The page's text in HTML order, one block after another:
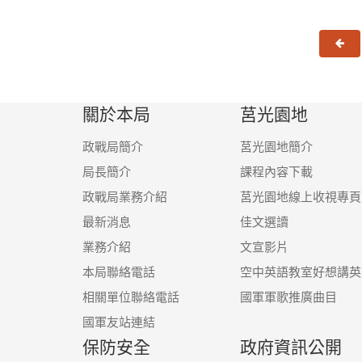
上一
關於本局
政戰局簡介
局長簡介
政戰局業務介紹
最新消息
業務介紹
本局聯絡電話
相關單位聯絡電話
國軍友站連結
莒光園地
莒光園地簡介
課程內容下載
莒光園地線上收視專頁
佳文選讀
文宣影片
空中英語教室好想講
國軍軍歌推廣曲目
保防安全 政府資訊公開